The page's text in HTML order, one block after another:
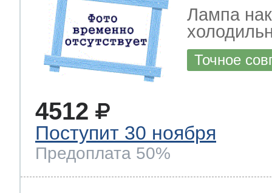
Лампа
Точное
4512
Поступит 30 ноября
Предоплата 50%